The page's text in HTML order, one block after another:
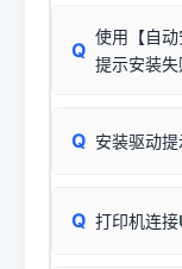
Q
使用【自
提示安装失
由于本站驱动
Q 安装驱动
往往会弹出此
Q 打印机连接